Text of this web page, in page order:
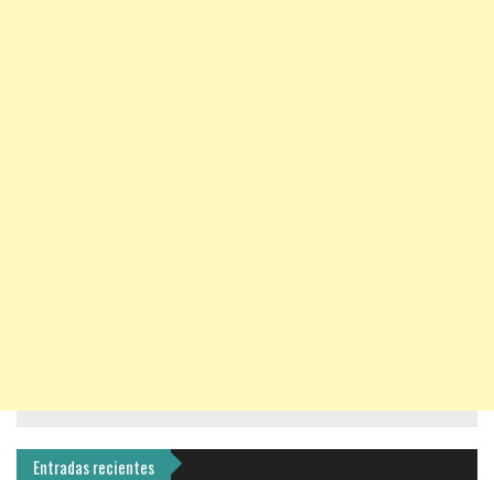
Entradas recientes